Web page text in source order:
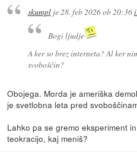
skumplje28. feb 2026 ob 20:36
Bogi ljudje
A ker so brez interneta? Al ker
svoboščin?
Obojega. Morda je ameriška
je svetlobna leta pred
Lahko pa se gremo eksperiment
teokracijo, kaj meniš?